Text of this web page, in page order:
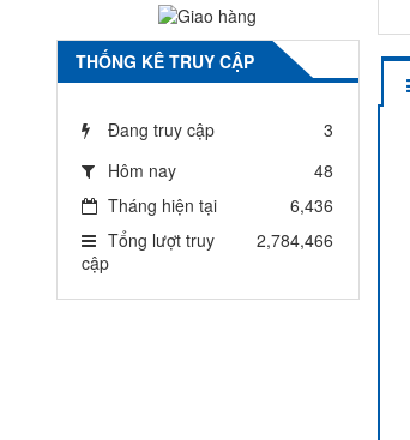
THỐNG KÊ TRUY CẬP
Đang truy cập
3
Hôm nay
48
Tháng hiện tại
6,436
Tổng lượt truy
cập
2,784,466